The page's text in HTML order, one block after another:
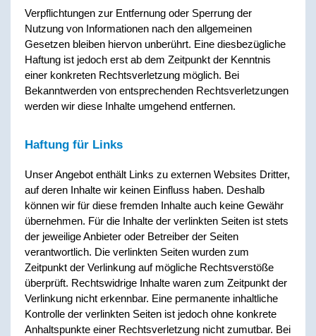
Verpflichtungen zur Entfernung oder Sperrung der
Nutzung von Informationen nach den allgemeinen
Gesetzen bleiben hiervon unberührt. Eine diesbezügliche
Haftung ist jedoch erst ab dem Zeitpunkt der Kenntnis
einer konkreten Rechtsverletzung möglich. Bei
Bekanntwerden von entsprechenden Rechtsverletzungen
werden wir diese Inhalte umgehend entfernen.
Haftung für Links
Unser Angebot enthält Links zu externen Websites Dritter,
auf deren Inhalte wir keinen Einfluss haben. Deshalb
können wir für diese fremden Inhalte auch keine Gewähr
übernehmen. Für die Inhalte der verlinkten Seiten ist stets
der jeweilige Anbieter oder Betreiber der Seiten
verantwortlich. Die verlinkten Seiten wurden zum
Zeitpunkt der Verlinkung auf mögliche Rechtsverstöße
überprüft. Rechtswidrige Inhalte waren zum Zeitpunkt der
Verlinkung nicht erkennbar. Eine permanente inhaltliche
Kontrolle der verlinkten Seiten ist jedoch ohne konkrete
Anhaltspunkte einer Rechtsverletzung nicht zumutbar. Bei